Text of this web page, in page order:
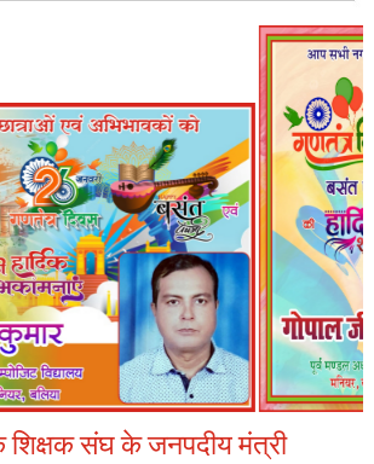
शिक्षक संघ के जनपदीय मंत्री